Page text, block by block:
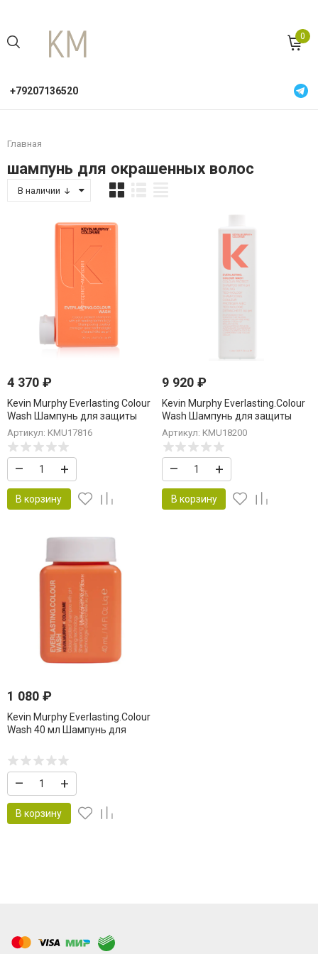
0
+79207136520
Главная
шампунь для окрашенных волос
В наличии
4 370 ₽
Kevin Murphy Everlasting Colour
Wash Шампунь для защиты
стойкости цвета волос 250 мл
Артикул: KMU17816
– +
В корзину
9 920₽
Kevin Murphy Everlasting.Colour
Wash Шампунь для защиты
стойкости цвета волос 1000 мл
Артикул: KMU18200
– +
В корзину
1 080 ₽
Kevin Murphy Everlasting.Colour
Wash 40 мл Шампунь для
– +
В корзину